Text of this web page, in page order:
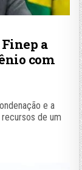
a
com
e a
de um